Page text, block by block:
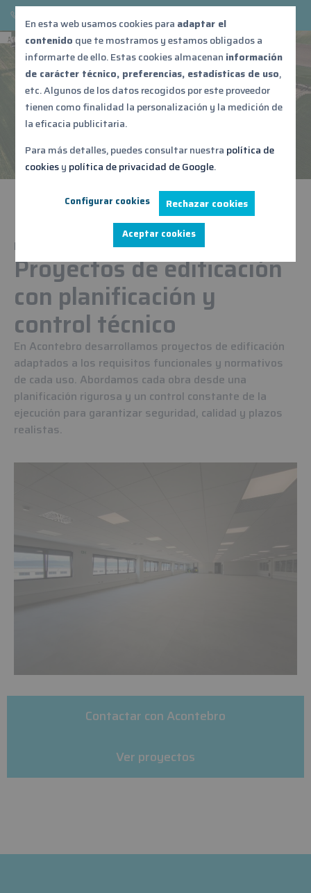
En esta web usamos cookies para adaptar el
contenido que te mostramos y estamos obligados a
informarte de ello. Estas cookies almacenan información
de carácter técnico, preferencias, estadísticas de uso,
etc. Algunos de los datos recogidos por este proveedor
tienen como finalidad la personalización y la medición de
la eficacia publicitaria.
Para más detalles, puedes consultar nuestra política de
cookiesy política de privacidad de Google.
Configurar cookies Rechazar cookies
Aceptar cookies
Edificación
Inicio Edificación y obra civil Edificación
Proyectos de edificación
con planificación y
control técnico
En Acontebro desarrollamos proyectos de edificación
adaptados a los requisitos funcionales y normativos
de cada uso. Abordamos cada obra desde una
planificación rigurosa y un control constante de la
ejecución para garantizar seguridad, calidad y plazos
realistas.
Contactar con Acontebro
Ver proyectos